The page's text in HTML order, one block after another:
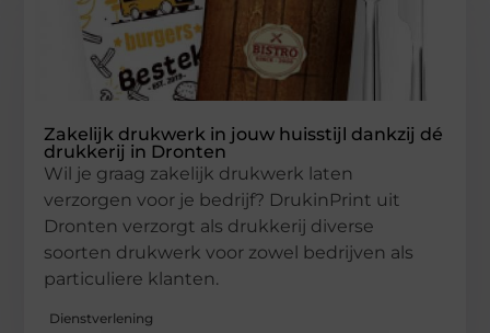
Zakelijk drukwerk in jouw huisstijl dankzij dé
drukkerij in Dronten
Wil je graag zakelijk drukwerk laten
verzorgen voor je bedrijf? DrukinPrint uit
Dronten verzorgt als drukkerij diverse
soorten drukwerk voor zowel bedrijven als
particuliere klanten.
Dienstverlening